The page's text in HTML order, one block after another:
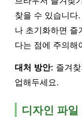
찾을 수 있습니다
나 초기화하면 즐
다는 점에 주의해
대처 방안: 즐겨
업해두세요.
디자인 파일